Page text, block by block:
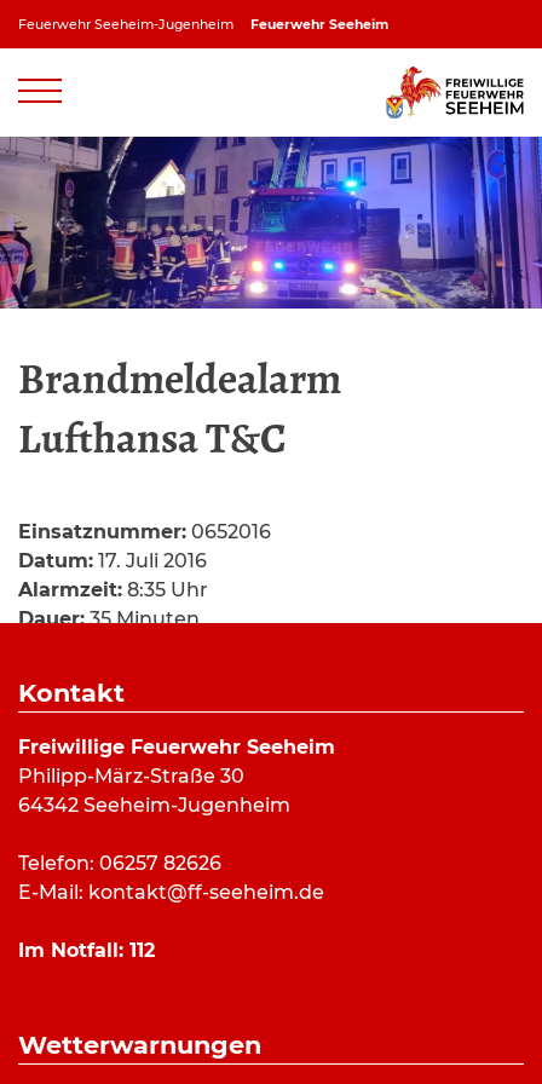
Feuerwehr Seeheim-Jugenheim Feuerwehr Seeheim
Brandmeldealarm
Lufthansa T&C
Einsatznummer: 0652016
Datum: 17. Juli 2016
Alarmzeit: 8:35 Uhr
Dauer:35 Minuten
Einsatzort:Lufthansa Seeheim
Mannschaftsstärke: 17
Fahrzeuge:
ELW (a.D.),
Weitere Kräfte:
Rettungsdienst
Einsatzbericht:
Ein verbrannter Toast in einem Toaster innerhalb
Eintreffen der Einsatzkräfte war der Toaster
bereits vom Stromnetz getrennt.
Kontakt
Freiwillige Feuerwehr Seeheim
Philipp-März-Straße 30
64342 Seeheim-Jugenheim
Telefon: 06257 82626
E-Mail: kontakt@ff-seeheim.de
Im Notfall:112
Wetterwarnungen